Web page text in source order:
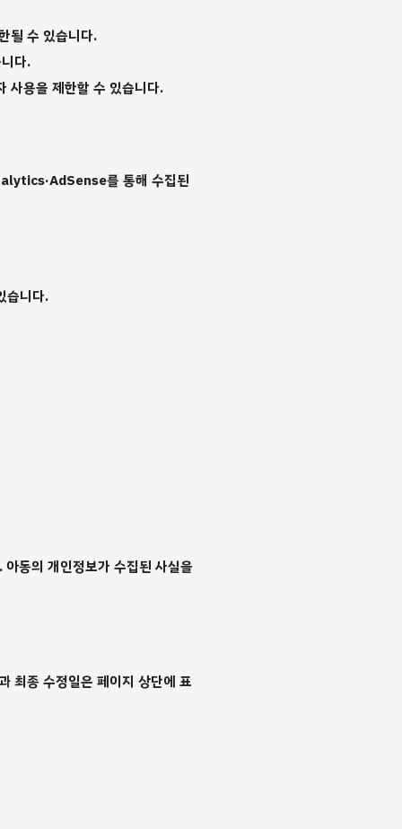
될 수 있습니다.
다.
용을 제한할 수 있습니다.
를 통해 수집된
습니다.
동의 개인정보가 수집된 사실을
최종 수정일은 페이지 상단에 표